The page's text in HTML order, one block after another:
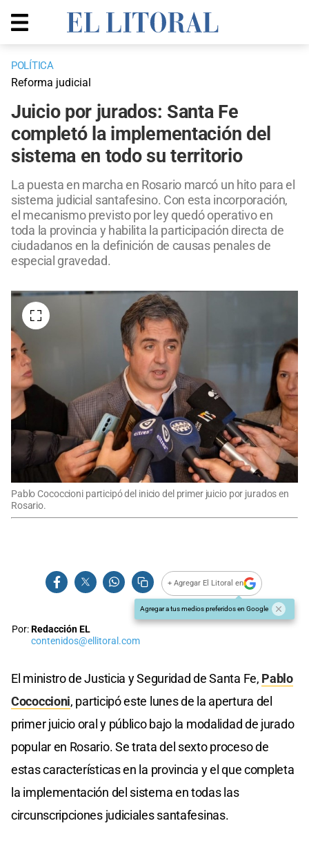
POLÍTICA
Reforma judicial
Juicio por jurados: Santa Fe
completó la implementación del
sistema en todo su territorio
La puesta en marcha en Rosario marcó un hito para el
sistema judicial santafesino. Con esta incorporación,
el mecanismo previsto por ley quedó operativo en
toda la provincia y habilita la participación directa de
ciudadanos en la definición de causas penales de
especial gravedad.
Pablo Cococcioni participó del inicio del primer juicio por jurados en
Rosario.
+ Agregar El Litoral en
Agregar a tus medios preferidos en Google
Por:Redacción EL
contenidos@ellitoral.com
El ministro de Justicia y Seguridad de Santa Fe, Pablo
Cococcioni, participó este lunes de la apertura del
primer juicio oral y público bajo la modalidad de jurado
popular en Rosario. Se trata del sexto proceso de
estas características en la provincia y el que completa
la implementación del sistema en todas las
circunscripciones judiciales santafesinas.